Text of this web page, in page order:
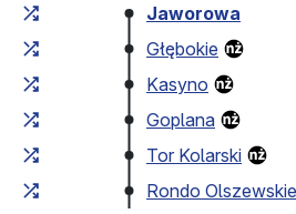
Cumulative travel time
Jaworowa
Głębokie
Kasyno
Goplana
Tor Kolarski
Rondo